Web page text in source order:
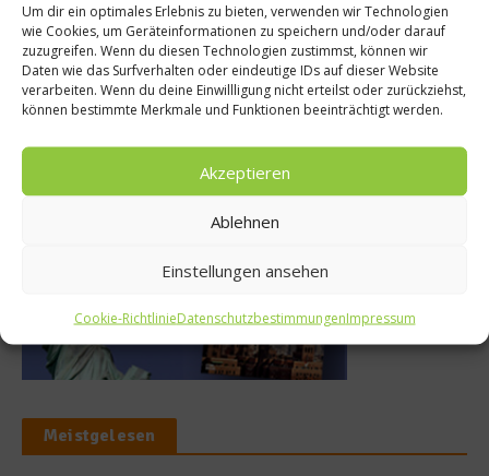
Um dir ein optimales Erlebnis zu bieten, verwenden wir Technologien
wie Cookies, um Geräteinformationen zu speichern und/oder darauf
zuzugreifen. Wenn du diesen Technologien zustimmst, können wir
Daten wie das Surfverhalten oder eindeutige IDs auf dieser Website
verarbeiten. Wenn du deine Einwillligung nicht erteilst oder zurückziehst,
können bestimmte Merkmale und Funktionen beeinträchtigt werden.
Akzeptieren
Ablehnen
Einstellungen ansehen
Cookie-RichtlinieDatenschutzbestimmungenImpressum
Tellersülze – Ein Rezept von
Spitzenkoch Jan Hartwig-
14. März 2026
Süße Erinnerung an Teneriffa:
Das Rezept für Polvito
Uruguayo
9. Juli 2025
Buchtipp
Meistgelesen